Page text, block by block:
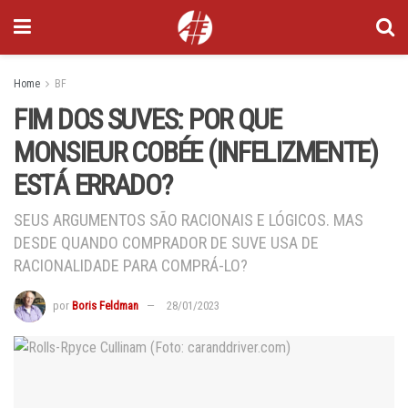
Home BF
FIM DOS SUVES: POR QUE
MONSIEUR COBÉE (INFELIZMENTE)
ESTÁ ERRADO?
SEUS ARGUMENTOS SÃO RACIONAIS E LÓGICOS. MAS
DESDE QUANDO COMPRADOR DE SUVE USA DE
RACIONALIDADE PARA COMPRÁ-LO?
por Boris Feldman 28/01/2023